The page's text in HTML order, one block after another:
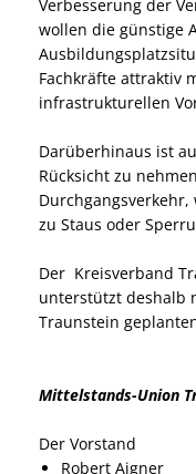
Verbesserung der
wollen die günstige
Fachkräfte attraktiv
infrastrukturellen
Darüberhinaus ist
Rücksicht zu
Durchgangsverkehr,
zu Staus oder
Der Kreisverband
unterstützt deshalb
Traunstein
Mittelstands-Union
Der Vorstand
Robert Aigner